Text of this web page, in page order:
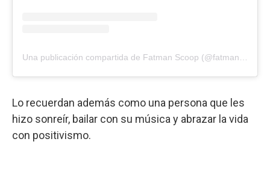
Lo recuerdan además como una persona que les
hizo sonreír, bailar con su música y abrazar la vida
con positivismo.